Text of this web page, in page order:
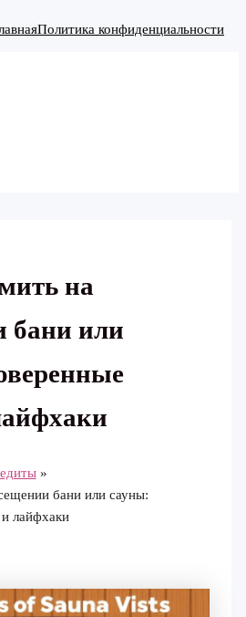
Политика конфиденциальности
на
бани или
бани или сауны:
лайфхаки